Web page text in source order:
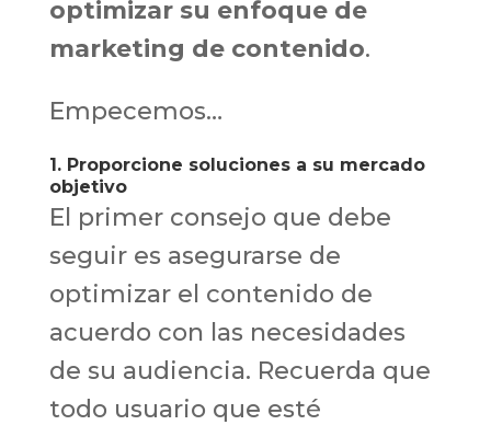
optimizar su enfoque de
marketing de contenido.
Empecemos…
1. Proporcione soluciones a su mercado
objetivo
El primer consejo que debe
seguir es asegurarse de
optimizar el contenido de
acuerdo con las necesidades
de su audiencia. Recuerda que
todo usuario que esté